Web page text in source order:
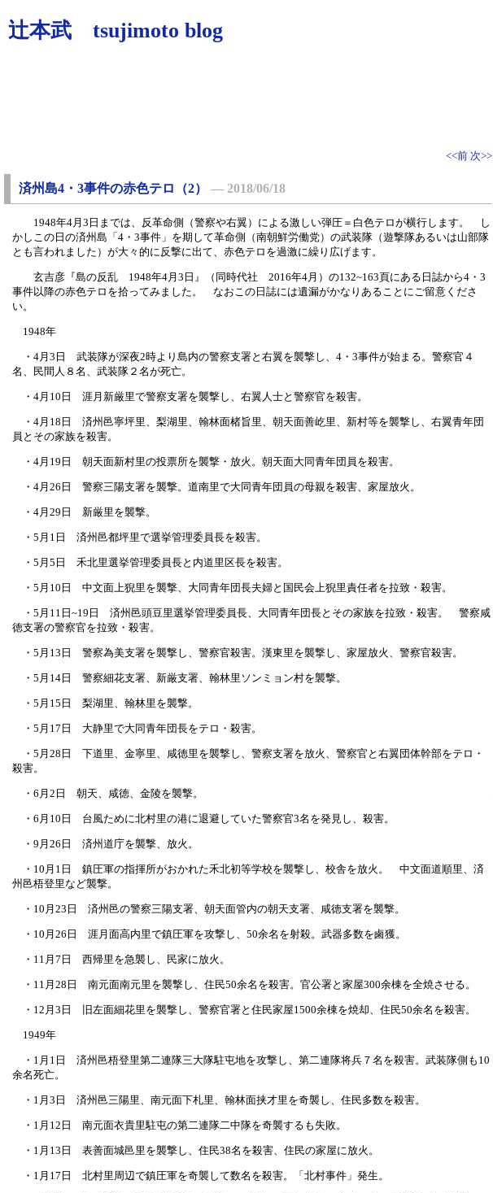
辻本武 tsujimoto blog
<<前 次>>
済州島4・3事件の赤色テロ（2） ― 2018/06/18
1948年4月3日までは、反革命側（警察や右翼）による激しい弾圧＝白色テロが横行します。 し
かしこの日の済州島「4・3事件」を期して革命側（南朝鮮労働党）の武装隊（遊撃隊あるいは山部隊
とも言われました）が大々的に反撃に出て、赤色テロを過激に繰り広げます。
玄吉彦『島の反乱 1948年4月3日』（同時代社 2016年4月）の132~163頁にある日誌から4・3
事件以降の赤色テロを拾ってみました。 なおこの日誌には遺漏がかなりあることにご留意くださ
い。
1948年
・4月3日 武装隊が深夜2時より島内の警察支署と右翼を襲撃し、4・3事件が始まる。警察官４
名、民間人８名、武装隊２名が死亡。
・4月10日 涯月新厳里で警察支署を襲撃し、右翼人士と警察官を殺害。
・4月18日 済州邑寧坪里、梨湖里、翰林面楮旨里、朝天面善屹里、新村等を襲撃し、右翼青年団
員とその家族を殺害。
・4月19日 朝天面新村里の投票所を襲撃・放火。朝天面大同青年団員を殺害。
・4月26日 警察三陽支署を襲撃。道南里で大同青年団員の母親を殺害、家屋放火。
・4月29日 新厳里を襲撃。
・5月1日 済州邑都坪里で選挙管理委員長を殺害。
・5月5日 禾北里選挙管理委員長と内道里区長を殺害。
・5月10日 中文面上猊里を襲撃、大同青年団長夫婦と国民会上猊里責任者を拉致・殺害。
・5月11日~19日 済州邑頭豆里選挙管理委員長、大同青年団長とその家族を拉致・殺害。 警察咸
徳支署の警察官を拉致・殺害。
・5月13日 警察為美支署を襲撃し、警察官殺害。漢東里を襲撃し、家屋放火、警察官殺害。
・5月14日 警察細花支署、新厳支署、翰林里ソンミョン村を襲撃。
・5月15日 梨湖里、翰林里を襲撃。
・5月17日 大静里で大同青年団長をテロ・殺害。
・5月28日 下道里、金寧里、咸徳里を襲撃し、警察支署を放火、警察官と右翼団体幹部をテロ・
殺害。
・6月2日 朝天、咸徳、金陵を襲撃。
・6月10日 台風ために北村里の港に退避していた警察官3名を発見し、殺害。
・9月26日 済州道庁を襲撃、放火。
・10月1日 鎮圧軍の指揮所がおかれた禾北初等学校を襲撃し、校舎を放火。 中文面道順里、済
州邑梧登里など襲撃。
・10月23日 済州邑の警察三陽支署、朝天面管内の朝天支署、咸徳支署を襲撃。
・10月26日 涯月面高内里で鎮圧軍を攻撃し、50余名を射殺。武器多数を鹵獲。
・11月7日 西帰里を急襲し、民家に放火。
・11月28日 南元面南元里を襲撃し、住民50余名を殺害。官公署と家屋300余棟を全焼させる。
・12月3日 旧左面細花里を襲撃し、警察官署と住民家屋1500余棟を焼却、住民50余名を殺害。
1949年
・1月1日 済州邑梧登里第二連隊三大隊駐屯地を攻撃し、第二連隊将兵７名を殺害。武装隊側も10
余名死亡。
・1月3日 済州邑三陽里、南元面下札里、翰林面挟才里を奇襲し、住民多数を殺害。
・1月12日 南元面衣貴里駐屯の第二連隊二中隊を奇襲するも失敗。
・1月13日 表善面城邑里を襲撃し、住民38名を殺害、住民の家屋に放火。
・1月17日 北村里周辺で鎮圧軍を奇襲して数名を殺害。「北村事件」発生。